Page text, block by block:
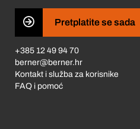
Pretplatite se sada
+385 12 49 94 70
berner@berner.hr
Kontakt i služba za korisnike
FAQ i pomoć